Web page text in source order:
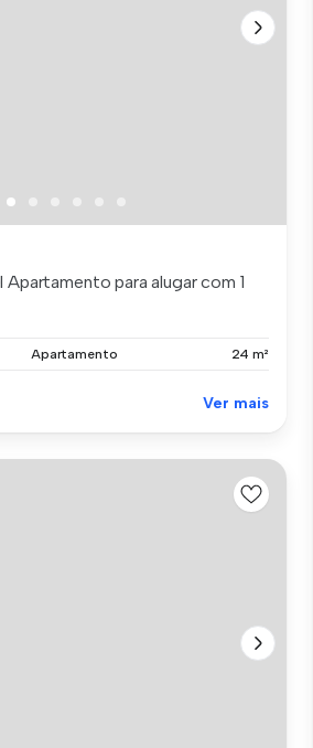
para alugar com 1
Apartamento 24 m²
Ver mais